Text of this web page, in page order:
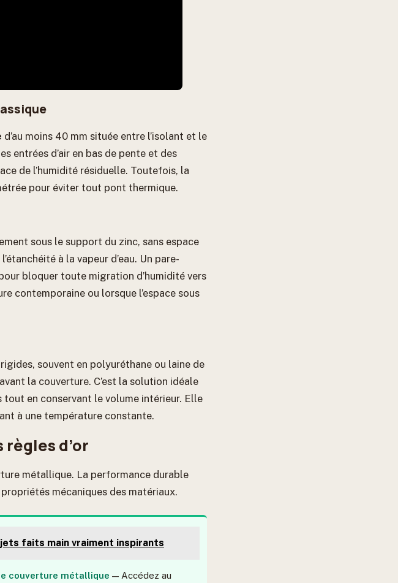
d’au moins 40 mm située entre l’isolant et le
entrées d’air en bas de pente et des
de l’humidité résiduelle. Toutefois, la
pour éviter tout pont thermique.
sous le support du zinc, sans espace
à la vapeur d’eau. Un pare-
bloquer toute migration d’humidité vers
contemporaine ou lorsque l’espace sous
souvent en polyuréthane ou laine de
la couverture. C’est la solution idéale
en conservant le volume intérieur. Elle
à une température constante.
d’or
métallique. La performance durable
mécaniques des matériaux.
faits main vraiment inspirants
couverture métallique — Accédez au